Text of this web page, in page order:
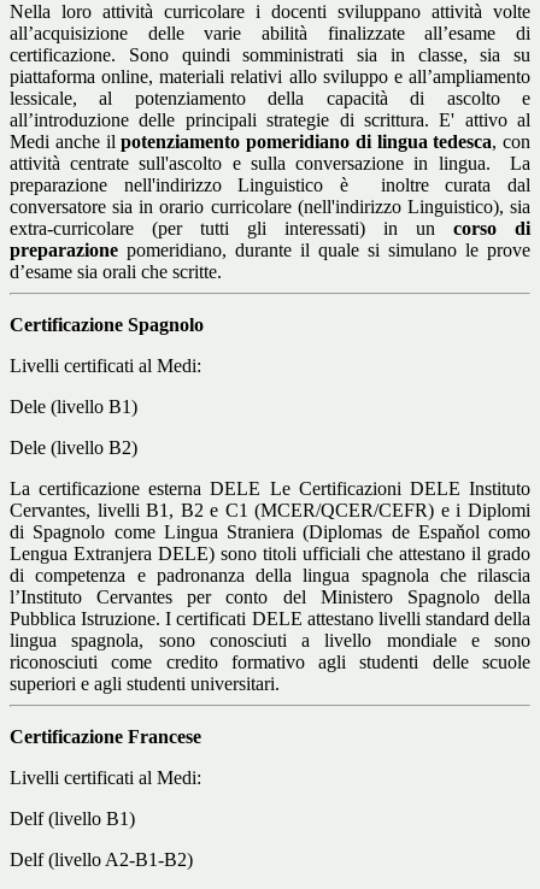
Nella loro attività curricolare i docenti sviluppano attività volte
all’acquisizione delle varie abilità finalizzate all’esame di
certificazione. Sono quindi somministrati sia in classe, sia su
piattaforma online, materiali relativi allo sviluppo e all’ampliamento
lessicale, al potenziamento della capacità di ascolto e
all’introduzione delle principali strategie di scrittura. E' attivo al
Medi anche ilpotenziamento pomeridiano di lingua tedesca, con
attività centrate sull'ascolto e sulla conversazione in lingua.
La
preparazione nell'indirizzo Linguistico è
inoltre curata dal
conversatore sia in orario curricolare (nell'indirizzo Linguistico), sia
extra-curricolare (per tutti gli interessati) in un corso di
preparazione pomeridiano, durante il quale si simulano le prove
d’esame sia orali che scritte.
Certificazione Spagnolo
Livelli certificati al Medi:
Dele (livello B1)
Dele (livello B2)
La certificazione esterna DELE Le Certificazioni DELE Instituto
Cervantes, livelli B1, B2 e C1 (MCER/QCER/CEFR) e i Diplomi
di Spagnolo come Lingua Straniera (Diplomas de Espaňol como
Lengua Extranjera DELE) sono titoli ufficiali che attestano il grado
di competenza e padronanza della lingua spagnola che rilascia
l’Instituto Cervantes per conto del Ministero Spagnolo della
Pubblica Istruzione. I certificati DELE attestano livelli standard della
lingua spagnola, sono conosciuti a livello mondiale e sono
riconosciuti come credito formativo agli studenti delle scuole
superiori e agli studenti universitari.
Certificazione Francese
Livelli certificati al Medi:
Delf (livello B1)
Delf (livello A2-B1-B2)